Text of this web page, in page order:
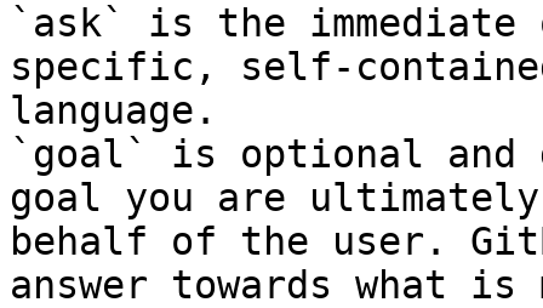
`ask` is the
specific, self-
language.
`goal` is optional and
goal you are
behalf of the user.
answer towards what